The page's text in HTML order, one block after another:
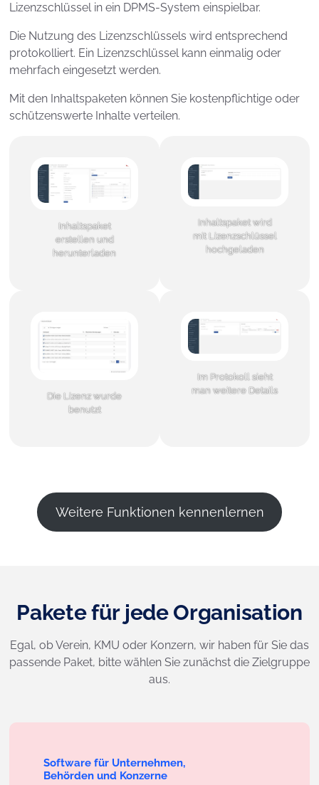
Inhaltspaket
erstellen und
herunterladen
Inhaltspaket wird
mit Lizenzschlüssel
hochgeladen
Die Lizenz wurde
benutzt
Im Protokoll sieht
man weitere Details
Lizenzschlüssel in ein DPMS-System einspielbar.
Die Nutzung des Lizenzschlüssels wird entsprechend
protokolliert. Ein Lizenzschlüssel kann einmalig oder
mehrfach eingesetzt werden.
Mit den Inhaltspaketen können Sie kostenpflichtige oder
schützenswerte Inhalte verteilen.
Weitere Funktionen kennenlernen
Pakete für jede Organisation
Egal, ob Verein, KMU oder Konzern, wir haben für Sie das
passende Paket, bitte wählen Sie zunächst die Zielgruppe
aus.
Software für Unternehmen,
Behörden und Konzerne